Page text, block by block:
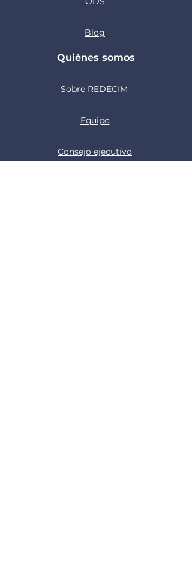
Blog
Quiénes somos
Sobre REDECIM
Equipo
Consejo ejecutivo